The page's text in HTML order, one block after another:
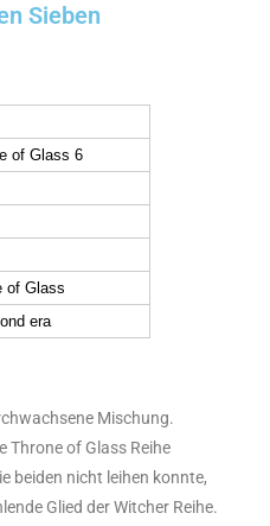
Sieben
of Glass 6
of Glass
era
Mischung.
Throne of Glass Reihe
beiden nicht leihen konnte,
Glied der Witcher Reihe.